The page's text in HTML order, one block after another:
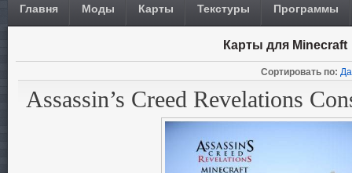
Главня Моды Карты Текстуры Программы
Карты для Minecraft
Сортировать по:
Assassin’s Creed Revelations